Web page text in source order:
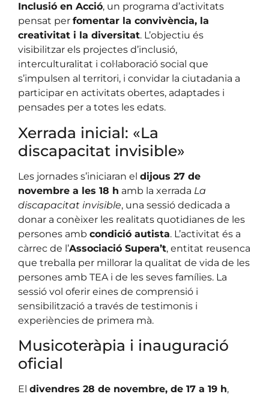
Inclusió en Acció, un programa d’activitats
pensat per fomentar la convivència, la
creativitat i la diversitat. L’objectiu és
visibilitzar els projectes d’inclusió,
interculturalitat i col·laboració social que
s’impulsen al territori, i convidar la ciutadania a
participar en activitats obertes, adaptades i
pensades per a totes les edats.
Xerrada inicial: «La
discapacitat invisible»
Les jornades s’iniciaran el dijous 27 de
novembre a les 18 h amb la xerrada La
discapacitat invisible, una sessió dedicada a
donar a conèixer les realitats quotidianes de les
persones amb condició autista. L’activitat és a
càrrec de l’Associació Supera’t, entitat reusenca
que treballa per millorar la qualitat de vida de les
persones amb TEA i de les seves famílies. La
sessió vol oferir eines de comprensió i
sensibilització a través de testimonis i
experiències de primera mà.
Musicoteràpia i inauguració
oficial
El divendres 28 de novembre, de 17 a 19 h,